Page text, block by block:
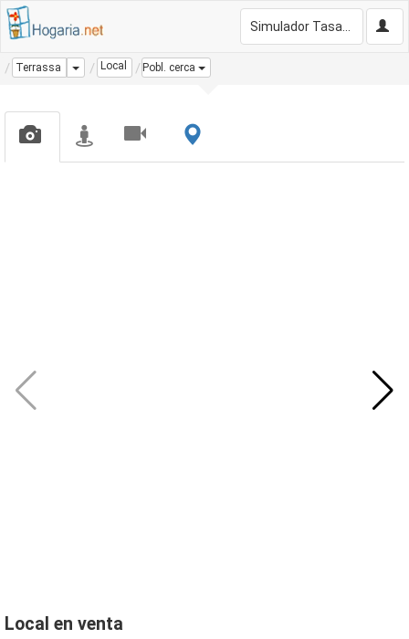
Terrassa Dropdown
Local Pobl. cerca
Local en venta